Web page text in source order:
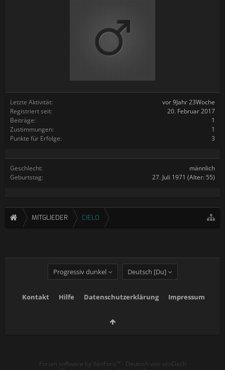
Letzte Aktivität:
vor 9Jahr 23Woche
Registriert seit:
20. Februar 2017
Beiträge:
1
Zustimmungen:
1
Punkte für Erfolge:
3
Geschlecht:
männlich
Geburtstag:
27. Juli 1971 (Alter: 55)
MITGLIEDER CIELO
Progressiv dunkel Deutsch [Du]
Kontakt Hilfe Datenschutzerklärung Impressum
Forum software by XenForo™ - Deutsch von xenDach